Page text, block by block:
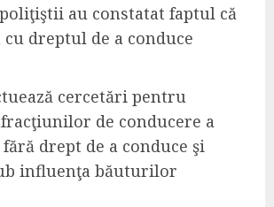
au constatat faptul că
dreptul de a conduce
cercetări pentru
de conducere a
drept de a conduce şi
influenţa băuturilor